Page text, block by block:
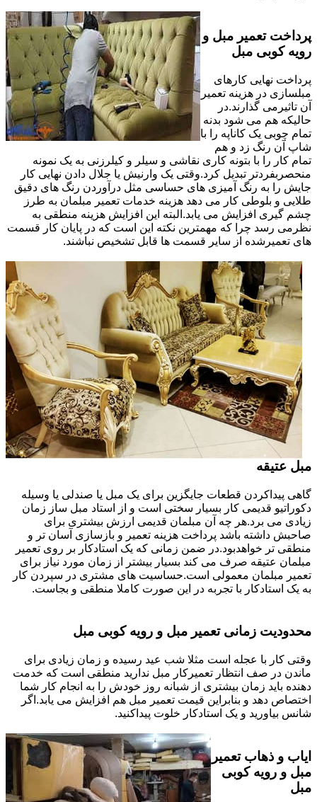
پرداخت تعمیر مبل و
رویه کوبی مبل
پرداخت نهایی کارهای
مبلسازی در هزینه تعمیر
آن تاثیرمی گذارند.در
حالیکه هم می شود بدنه
تمام چوبی یک کاناپه را با
شاپ آن رنگ زد و هم
تمام کار را با بتونه کاری نقاشی و سیلر و کیلرزنی به یک نمونه
منحصربفردتر تبدیل کرد.وقتی یک وارنیش یا جلال دادن نهایی کار
جایش را به رنگ آمیزی های حساسی مثل درآوردن رنگ های دقیق
طلایی و بلوطی کار می دهد هزینه خدمات تعمیر مبلمان به طرز
چشم گیری افزایش می یابد.البته این افزایش هزینه منطقی به
نظرمی رسد چرا که مهمترین نکته این است که در پایان کار قسمت
های تعمیرشده از سایر قسمت ها قابل تشخیص نباشند.
مبل عتیقه
گاهی پیداکردن قطعات جایگزین برای یک مبل یا صندلی یا وسیله
دکوراتیو قدیمی کار بسیار سختی است و از استاد مبل ساز زمان
زیادی می برد.هر چه آن مبلمان قدیمی ارزش بیشتری برای
صاحبش داشته باشد پرداخت هزینه تعمیر و بازسازی آسان تر و
منطقی تر خواهدبود.در ضمن زمانی که یک استادکار بر روی تعمیر
مبلمان عتیقه صرف می کند بسیار بیشتر از زمان مورد نیاز برای
تعمیر مبلمان معمولی است.حساسیت های مشتری در سپردن کار
به یک استادکار با تجربه در این صورت کاملا منطقی و بجاست.
محدودیت زمانی تعمیر مبل و رویه کوبی مبل
وقتی کار با عجله است مثلا شب عید رسیده و زمان زیادی برای
ماندن در صف انتظار تعمیرکار مبل ندارید منطقی است که خدمت
دهنده باید زمان بیشتری از شبانه روز خودش را به انجام کار شما
اختصاص دهد و بنابراین قیمت تعمیر مبل هم افزایش می یابد.اگر
شانس بیاورید و یک استادکار خلوت پیداکنید.
ایاب و ذهاب تعمیر
مبل و رویه کوبی
مبل